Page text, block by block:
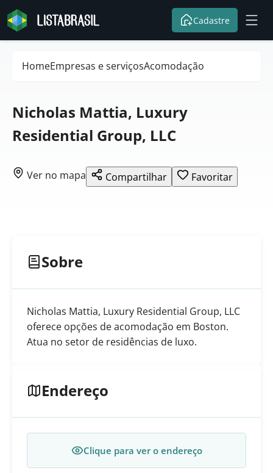
Cadastre
HomeEmpresas e serviçosAcomodação
Nicholas Mattia, Luxury
Residential Group, LLC
Ver no mapa Compartilhar Favoritar
Sobre
Nicholas Mattia, Luxury Residential Group, LLC
oferece opções de acomodação em Boston.
Atua no setor de residências de luxo.
Endereço
Clique para ver o endereço